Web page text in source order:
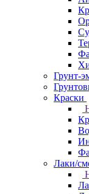
Грунт-
Краски
Лаки/